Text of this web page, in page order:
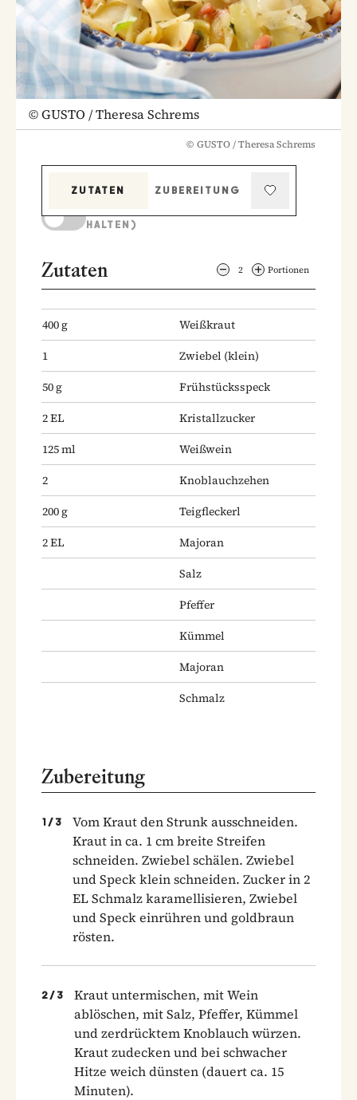
©GUSTO / Theresa Schrems
© GUSTO / Theresa Schrems
ZUTATEN
ZUBEREITUNG
HALTEN)
Zutaten 2 Portionen
400g
Weißkraut
1
Zwiebel (klein)
50g
Frühstücksspeck
2EL
Kristallzucker
125ml
Weißwein
2
Knoblauchzehen
200g
Teigfleckerl
2EL
Majoran
Salz
Pfeffer
Kümmel
Majoran
Schmalz
Zubereitung
1 / 3
Vom Kraut den Strunk ausschneiden.
Kraut in ca. 1 cm breite Streifen
schneiden. Zwiebel schälen. Zwiebel
und Speck klein schneiden. Zucker in 2
EL Schmalz karamellisieren, Zwiebel
und Speck einrühren und goldbraun
rösten.
2 / 3
Kraut untermischen, mit Wein
ablöschen, mit Salz, Pfeffer, Kümmel
und zerdrücktem Knoblauch würzen.
Kraut zudecken und bei schwacher
Hitze weich dünsten (dauert ca. 15
Minuten).